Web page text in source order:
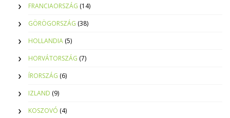
FRANCIAORSZÁG (14)
GÖRÖGORSZÁG (38)
HOLLANDIA (5)
HORVÁTORSZÁG (7)
ÍRORSZÁG (6)
IZLAND (9)
KOSZOVÓ (4)